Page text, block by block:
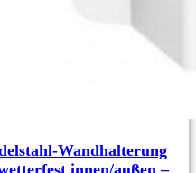
Wandhalterung
innen/außen –